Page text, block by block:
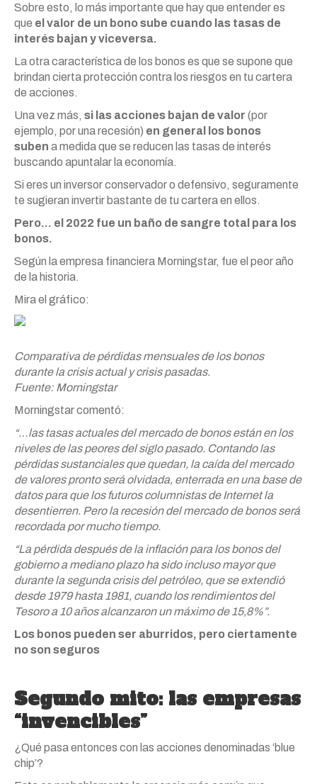
Sobre esto, lo más importante que hay que entender es
que el valor de un bono sube cuando las tasas de
interés bajan y viceversa.
La otra característica de los bonos es que se supone que
brindan cierta protección contra los riesgos en tu cartera
de acciones.
Una vez más, si las acciones bajan de valor (por
ejemplo, por una recesión) en general los bonos
suben a medida que se reducen las tasas de interés
buscando apuntalar la economía.
Si eres un inversor conservador o defensivo, seguramente
te sugieran invertir bastante de tu cartera en ellos.
Pero… el 2022 fue un baño de sangre total para los
bonos.
Según la empresa financiera Morningstar, fue el peor año
de la historia.
Mira el gráfico:
Comparativa de pérdidas mensuales de los bonos
durante la crisis actual y crisis pasadas.
Fuente: Morningstar
Morningstar comentó:
“…las tasas actuales del mercado de bonos están en los
niveles de las peores del siglo pasado. Contando las
pérdidas sustanciales que quedan, la caída del mercado
de valores pronto será olvidada, enterrada en una base de
datos para que los futuros columnistas de Internet la
desentierren. Pero la recesión del mercado de bonos será
recordada por mucho tiempo.
“La pérdida después de la inflación para los bonos del
gobierno a mediano plazo ha sido incluso mayor que
durante la segunda crisis del petróleo, que se extendió
desde 1979 hasta 1981, cuando los rendimientos del
Tesoro a 10 años alcanzaron un máximo de 15,8%”.
Los bonos pueden ser aburridos, pero ciertamente
no son seguros
Segundo mito: las empresas
“invencibles”
¿Qué pasa entonces con las acciones denominadas ‘blue
chip’?